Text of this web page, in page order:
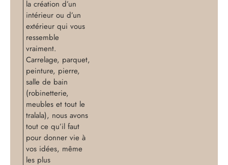
la création d’un
intérieur ou d’un
extérieur qui vous
ressemble
vraiment.
Carrelage, parquet,
peinture, pierre,
salle de bain
(robinetterie,
meubles et tout le
tralala), nous avons
tout ce qu’il faut
pour donner vie à
vos idées, même
les plus